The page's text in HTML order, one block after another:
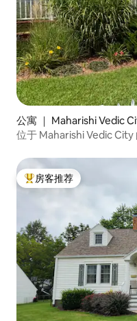
公寓 ｜ Maharishi Vedic
位于 Maharishi Vedic
热门「房客推荐」
房客推荐